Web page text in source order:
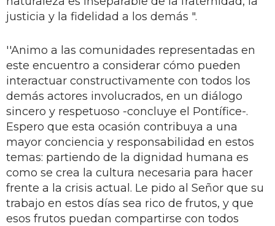
justicia y la fidelidad a los demás ".
''Animo a las comunidades representadas en
este encuentro a considerar cómo pueden
interactuar constructivamente con todos los
demás actores involucrados, en un diálogo
sincero y respetuoso -concluye el Pontífice-.
Espero que esta ocasión contribuya a una
mayor conciencia y responsabilidad en estos
temas: partiendo de la dignidad humana es
como se crea la cultura necesaria para hacer
frente a la crisis actual. Le pido al Señor que su
trabajo en estos días sea rico de frutos, y que
esos frutos puedan compartirse con todos